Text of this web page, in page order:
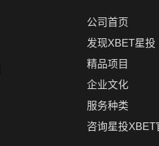
公司首页
发现XBET星投
精品项目
企业文化
服务种类
咨询星投XBET